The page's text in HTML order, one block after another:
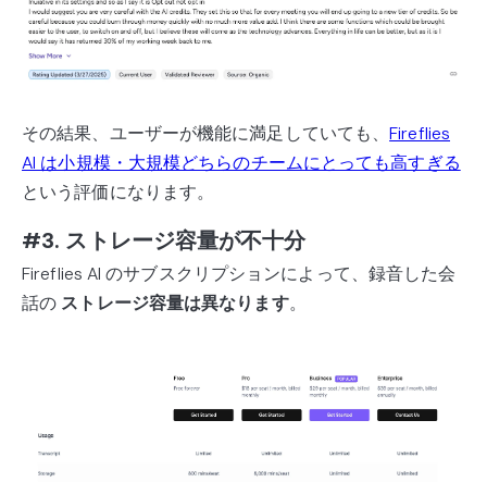
その結果、ユーザーが機能に満足していても、Fireflies
AI は小規模・大規模どちらのチームにとっても高すぎる
という評価になります。
#3. ストレージ容量が不十分
Fireflies AI のサブスクリプションによって、録音した会
話の ストレージ容量は異なります。